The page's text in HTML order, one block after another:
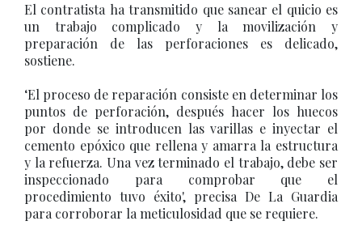
El contratista ha transmitido que sanear el quicio es
un trabajo complicado y la movilización y
preparación de las perforaciones es delicado,
sostiene.
‘El proceso de reparación consiste en determinar los
puntos de perforación, después hacer los huecos
por donde se introducen las varillas e inyectar el
cemento epóxico que rellena y amarra la estructura
y la refuerza. Una vez terminado el trabajo, debe ser
inspeccionado para comprobar que el
procedimiento tuvo éxito', precisa De La Guardia
para corroborar la meticulosidad que se requiere.